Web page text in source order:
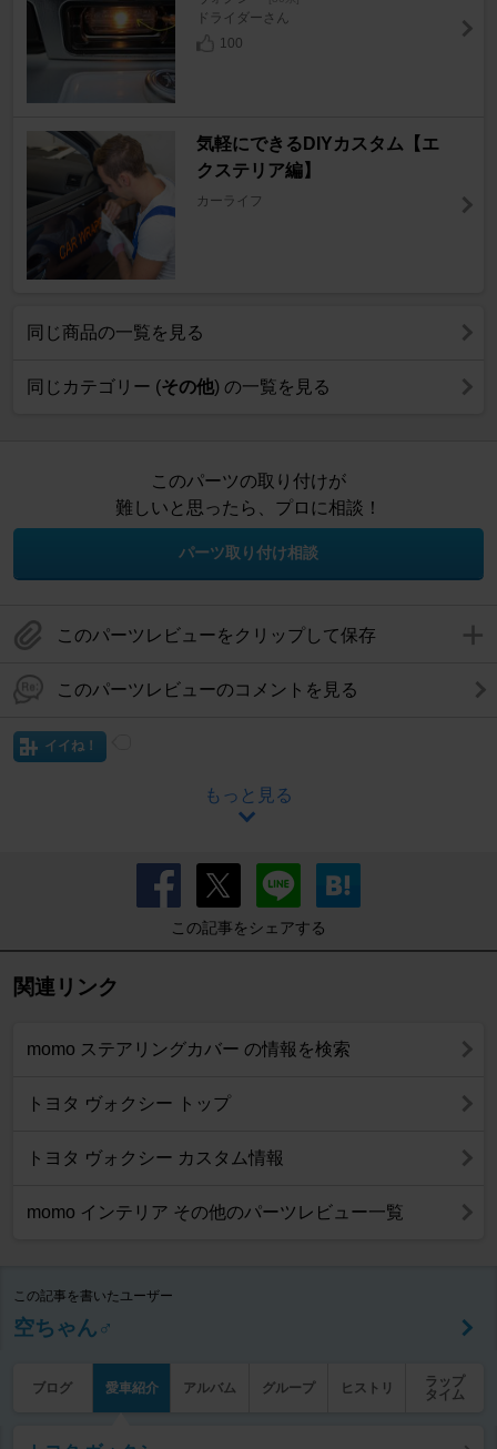
ドライダーさん
100
気軽にできるDIYカスタム【エ
クステリア編】
カーライフ
同じ商品の一覧を見る
同じカテゴリー (その他) の一覧を見る
このパーツの取り付けが
難しいと思ったら、プロに相談！
パーツ取り付け相談
このパーツレビューをクリップして保存
このパーツレビューのコメントを見る
イイね！
もっと見る
この記事をシェアする
関連リンク
momo ステアリングカバー の情報を検索
トヨタ ヴォクシー トップ
トヨタ ヴォクシー カスタム情報
momo インテリア その他のパーツレビュー一覧
この記事を書いたユーザー
空ちゃん♂
ブログ 愛車紹介 アルバム グループ ヒストリ
ラップ
タイム